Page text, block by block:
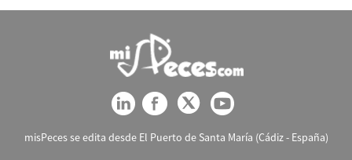
misPeces se edita desde El Puerto de Santa María (Cádiz - España)